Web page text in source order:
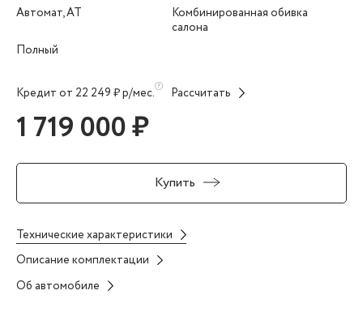
Автомат, AT
Полный
Комбинированная обивка
салона
Кредит от 22 249 ₽ р/мес. Рассчитать
1 719 000 ₽
Купить
Технические характеристики
Описание комплектации
Об автомобиле